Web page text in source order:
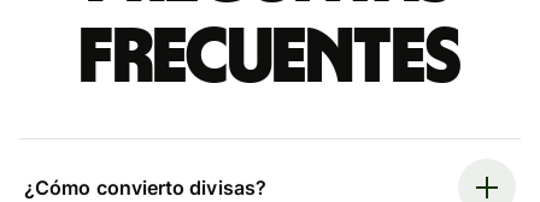
frecuentes
¿Cómo convierto divisas?